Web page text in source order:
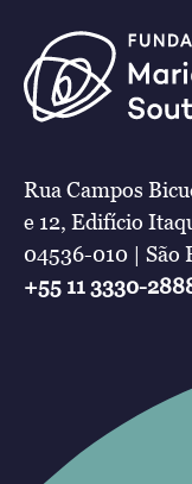
Rua Campos
e 12, Edifício
04536-010 | São
+55 11 3330-